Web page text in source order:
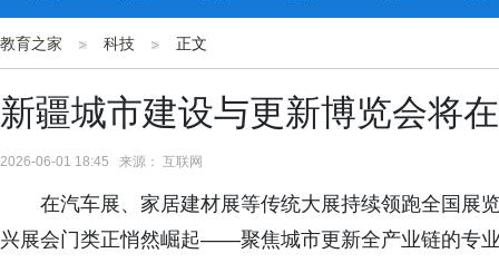
教育之家 科技 正文
新疆城市建设与更新博览会将
2026-06-01 18:45 来源： 互联网
在汽车展、家居建材展等传统大展持续领跑全国展
兴展会门类正悄然崛起——聚焦城市更新全产业链的专